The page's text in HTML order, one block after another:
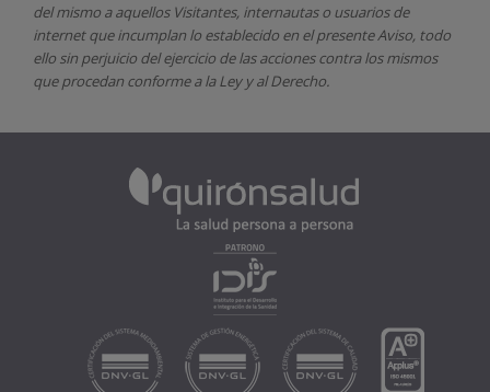
del mismo a aquellos Visitantes, internautas o usuarios de
internet que incumplan lo establecido en el presente Aviso, todo
ello sin perjuicio del ejercicio de las acciones contra los mismos
que procedan conforme a la Ley y al Derecho.